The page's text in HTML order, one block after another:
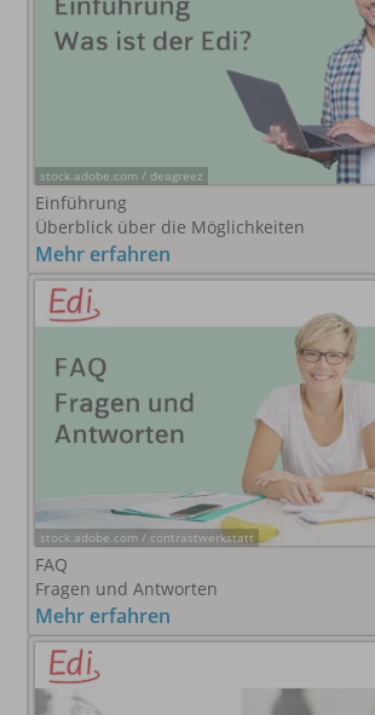
stock.adobe.com / deagreez
Einführung
Überblick über die Möglichkeiten
Mehr erfahren
stock.adobe.com / contrastwerkstatt
FAQ
Fragen und Antworten
Mehr erfahren